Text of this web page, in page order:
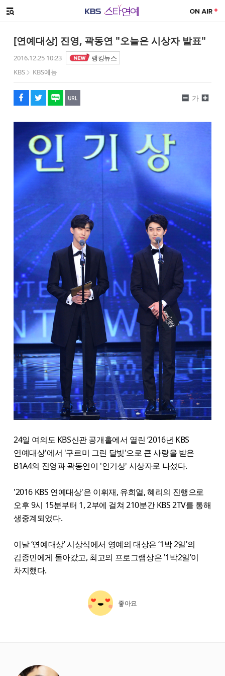
메뉴 열기
[연예대상] 진영, 곽동연 "오늘은 시상자 발표"
2016.12.25 10:23
랭킹뉴스
KBS
KBS예능
페이스북
트위터
네이버
URL복사
글씨 작게보기
가
글씨 크게보기
24일 여의도 KBS신관 공개홀에서 열린 ‘2016년 KBS
연예대상'에서 '구르미 그린 달빛'으로 큰 사랑을 받은
B1A4의 진영과 곽동연이 '인기상' 시상자로 나섰다.
'2016 KBS 연예대상'은 이휘재, 유희열, 혜리의 진행으로
오후 9시 15분부터 1, 2부에 걸쳐 210분간 KBS 2TV를 통해
생중계되었다.
이날 ‘연예대상’ 시상식에서 영예의 대상은 ‘1박 2일’의
김종민에게 돌아갔고, 최고의 프로그램상은 '1박2일’이
차지했다.
좋아요